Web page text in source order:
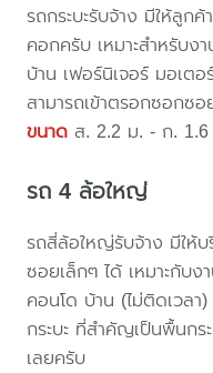
รถกระบะรับจ้าง มีให้ลูก
คอกครับ เหมาะสำหรับ
บ้าน เฟอร์นิเจอร์ มอเต
สามารถเข้าตรอกซอกซ
ขนาด ส. 2.2 ม. - ก.
รถ 4 ล้อใหญ่
รถสี่ล้อใหญ่รับจ้าง มีให้
ซอยเล็กๆ ได้ เหมาะกับ
คอนโด บ้าน (ไม่ติดเวล
กระบะ ที่สำคัญเป็นพื้นกร
เลยครับ